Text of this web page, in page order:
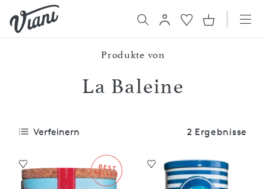
Produkte von
La Baleine
Verfeinern 2 Ergebnisse